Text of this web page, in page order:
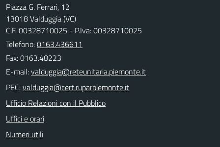
Piazza G. Ferrari, 12
13018 Valduggia (VC)
C.F. 00328710025 - P.Iva: 00328710025
Telefono:0163.436611
Fax: 0163.48223
E-mail:
PEC:
Ufficio Relazioni con il Pubblico
Uffici e orari
Numeri utili